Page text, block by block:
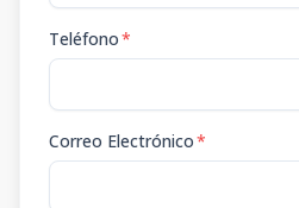
Teléfono*
Correo Electrónico*